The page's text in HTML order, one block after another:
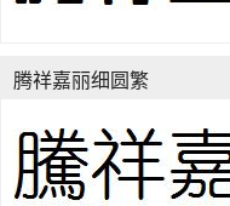
腾祥嘉丽细圆繁